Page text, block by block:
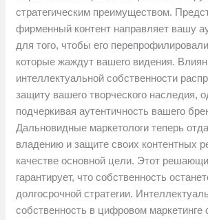
стратегическим преимуществом.
фирменный контент направляет вашу
для того, чтобы его
которые жаждут вашего видения.
интеллектуальной собственности
защиту вашего творческого наследия,
подчеркивая аутентичность вашего
Дальновидные маркетологи теперь
владению и защите своих контентных
качестве основной цели. Этот
гарантирует, что собственность
долгосрочной стратегии.
собственность в цифровом маркетинге